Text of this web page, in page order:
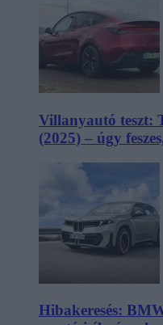
Villanyautó teszt:
(2025) – úgy
Hibakeresés: